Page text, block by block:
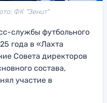
ФК "Зенит"
службы футбольного
года в «Лахта
Совета директоров
состава,
участие в